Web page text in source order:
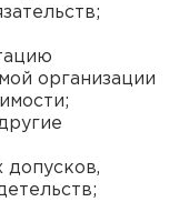
организации
допусков,